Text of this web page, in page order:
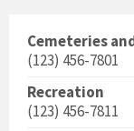
Cemeteries
(123) 456-7801
Recreation
(123) 456-7811